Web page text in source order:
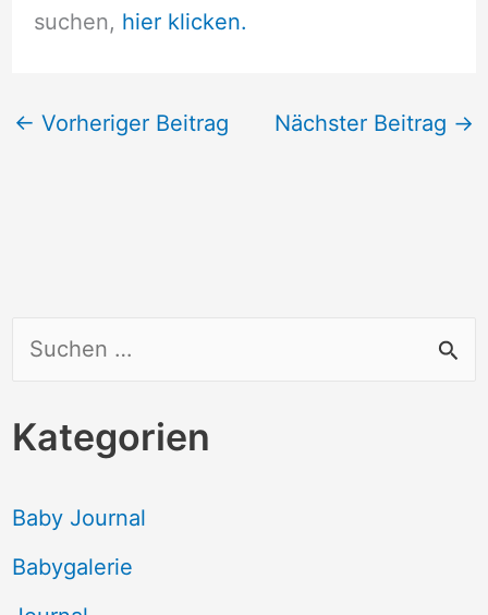
c
e
n
Kategorien
Baby Journal
Babygalerie
suchen, hier klicken.
← Vorheriger Beitrag Nächster Beitrag →